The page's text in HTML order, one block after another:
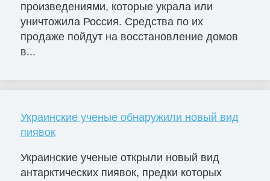
произведениями, которые украла или
уничтожила Россия. Средства по их
продаже пойдут на восстановление домов
в...
Украинские ученые обнаружили новый вид
пиявок
Украинские ученые открыли новый вид
антарктических пиявок, предки которых